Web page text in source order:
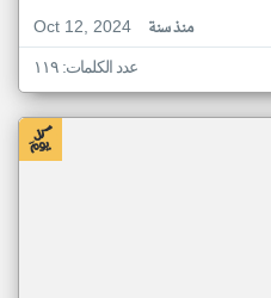
Oct 12, 2024
منذ سنة
عدد الكلمات: ١١٩